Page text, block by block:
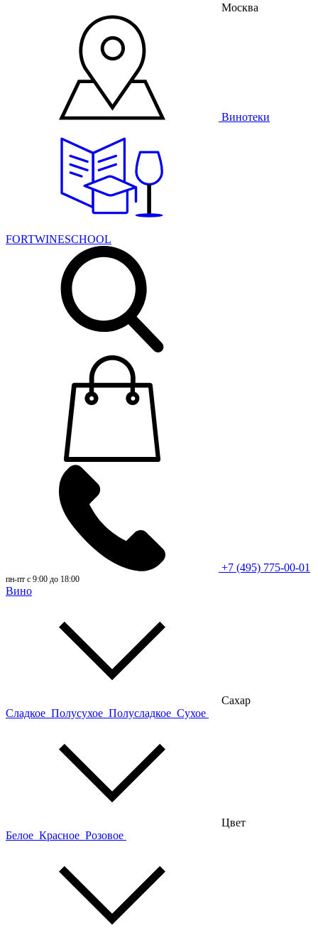
Москва
Винотеки
FORTWINESCHOOL
+7 (495) 775-00-01
пн-пт с 9:00 до 18:00
Вино
Сахар
Сладкое Полусухое Полусладкое Сухое
Цвет
Белое Красное Розовое